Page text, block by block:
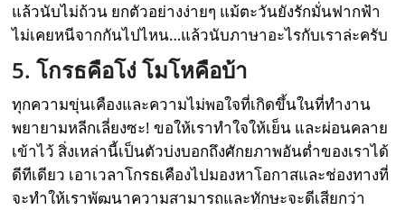
แล้วนับไม่ถ้วน ยกตัวอย่างง่ายๆ แม้ตะวันยังรักมั่นฟากฟ้า
ไม่เคยหนีจากกันไปไหน…แล้วนับภาษาอะไรกับเราล่ะครับ
5. โกรธคือโง่ โมโหคือบ้า
ทุกความขุ่นเคืองและความไม่พอใจที่เกิดขึ้นในที่ทำงาน
พยายามหลีกเลี่ยงซะ! ขอให้เราทำใจให้เย็น และผ่อนคลาย
เข้าไว้ สิ่งเหล่านี้เป็นตัวบ่งบอกถึงศักยภาพอันต่ำของเราได้
ดีทีเดียว เอาเวลาโกรธเคืองไปมองหาโอกาสและช่องทางที่
จะทำให้เราพัฒนาความสามารถและทักษะจะดีเสียกว่า